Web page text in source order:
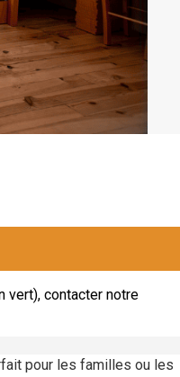
vert), contacter notre
pour les familles ou les